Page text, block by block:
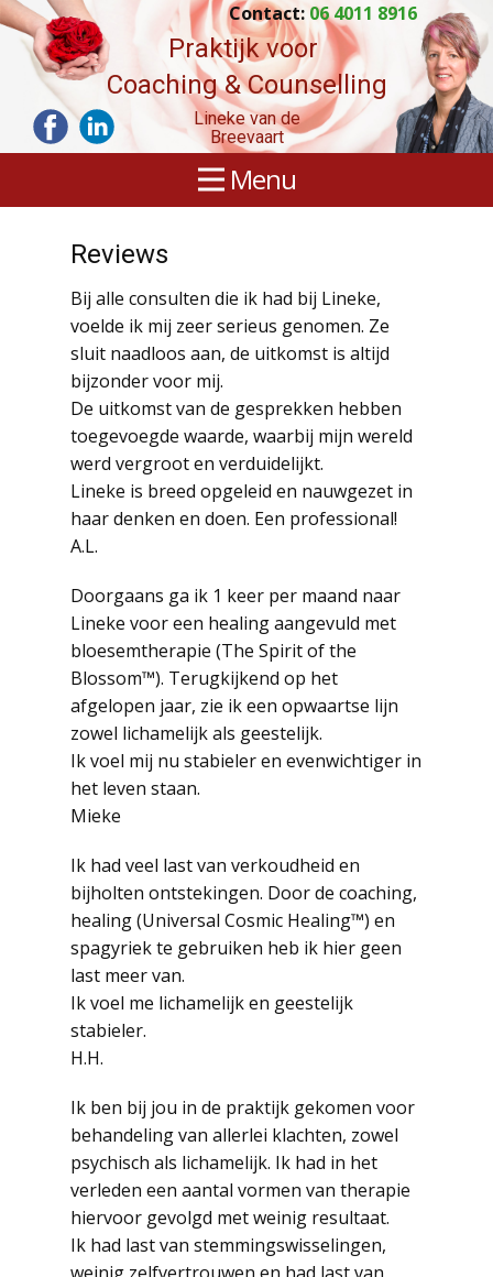
Contact: 06 4011 8916
Praktijk voor
Coaching & Counselling
Lineke van de
Breevaart
Menu
Reviews
Bij alle consulten die ik had bij Lineke,
voelde ik mij zeer serieus genomen. Ze
sluit naadloos aan, de uitkomst is altijd
bijzonder voor mij.
De uitkomst van de gesprekken hebben
toegevoegde waarde, waarbij mijn wereld
werd vergroot en verduidelijkt.
Lineke is breed opgeleid en nauwgezet in
haar denken en doen. Een professional!
A.L.
Doorgaans ga ik 1 keer per maand naar
Lineke voor een healing aangevuld met
bloesemtherapie (The Spirit of the
Blossom™). Terugkijkend op het
afgelopen jaar, zie ik een opwaartse lijn
zowel lichamelijk als geestelijk.
Ik voel mij nu stabieler en evenwichtiger in
het leven staan.
Mieke
Ik had veel last van verkoudheid en
bijholten ontstekingen. Door de coaching,
healing (Universal Cosmic Healing™) en
spagyriek te gebruiken heb ik hier geen
last meer van.
Ik voel me lichamelijk en geestelijk
stabieler.
H.H.
Ik ben bij jou in de praktijk gekomen voor
behandeling van allerlei klachten, zowel
psychisch als lichamelijk. Ik had in het
verleden een aantal vormen van therapie
hiervoor gevolgd met weinig resultaat.
Ik had last van stemmingswisselingen,